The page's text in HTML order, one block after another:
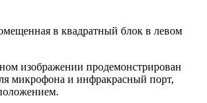
в квадратный блок в левом
изображении продемонстрирован
микрофона и инфракрасный порт,